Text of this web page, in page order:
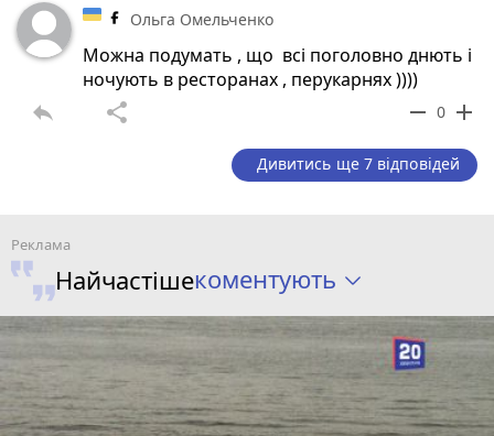
Ольга Омельченко
Можна подумать , що всі поголовно днють і
ночують в ресторанах , перукарнях ))))
reply share remove 0 add
Дивитись ще 7 відповідей
Найчастішекоментують